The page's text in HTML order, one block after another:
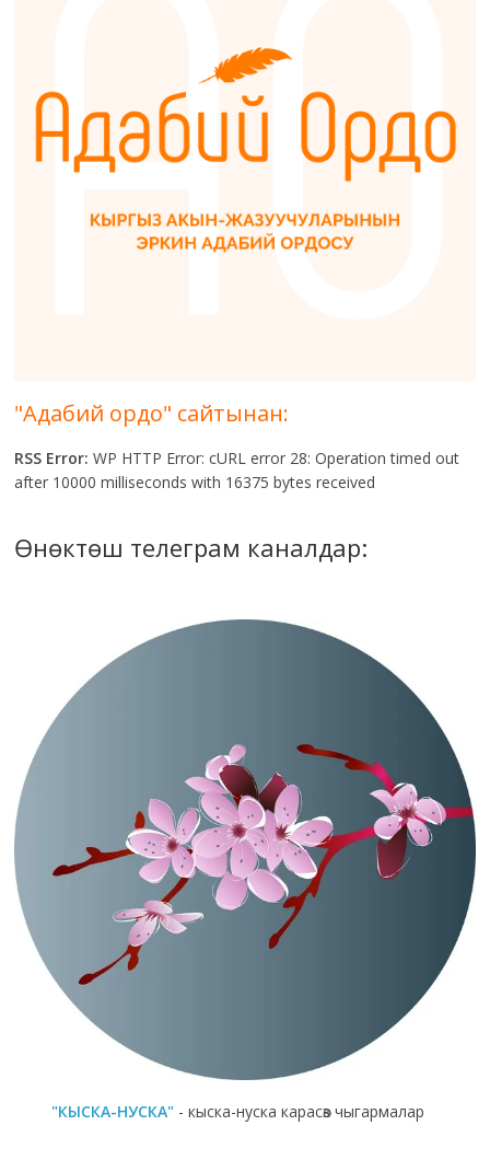
"Адабий ордо" сайтынан:
RSS Error: WP HTTP Error: cURL error 28: Operation timed out
after 10000 milliseconds with 16375 bytes received
Өнөктөш телеграм каналдар:
"КЫСКА-НУСКА" - кыска-нуска карасөз чыгармалар